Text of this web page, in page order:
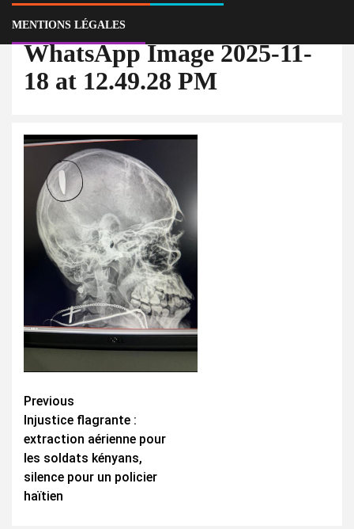
MENTIONS LÉGALES
WhatsApp Image 2025-11-
18 at 12.49.28 PM
Continue
Reading
Previous
Injustice flagrante :
extraction aérienne pour
les soldats kényans,
silence pour un policier
haïtien